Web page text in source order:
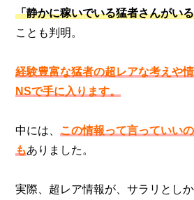
「静かに稼いでいる猛者さんがい
ことも判明。
経験豊富な猛者の超レアな考えや
NSで手に入ります。
中には、 この情報って言っていい
もありました。
実際、超レア情報が、サラリとし